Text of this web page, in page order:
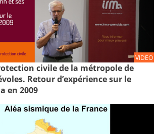
VIDEO
civile de la métropole de
Retour d’expérience sur le
en 2009